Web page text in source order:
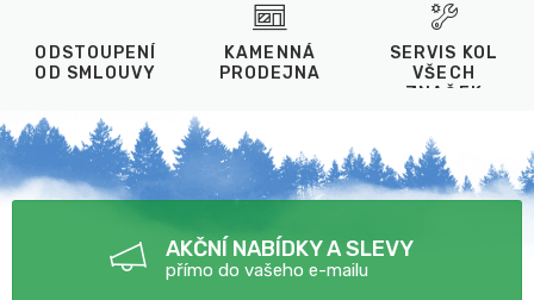
ODSTOUPENÍ
OD SMLOUVY
KAMENNÁ
PRODEJNA
SERVIS KOL
VŠECH
ZNAČEK
AKČNÍ NABÍDKY A SLEVY
přímo do vašeho e-mailu